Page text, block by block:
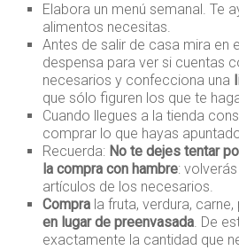
Elabora un menú semanal. Te
alimentos necesitas.
Antes de salir de casa mira en
despensa para ver si cuentas
necesarios y confecciona una
que sólo figuren los que te
Cuando llegues a la tienda
comprar lo que hayas
Recuerda: No te dejes tentar
la compra con hambre:
artículos de los necesarios.
Compra la fruta, verdura,
en lugar de preenvasada. De
exactamente la cantidad que